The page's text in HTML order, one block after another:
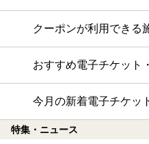
クーポンが利用できる
おすすめ電子チケット
今月の新着電子チケッ
特集・ニュース